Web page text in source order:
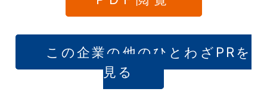
この企業の他のひとわざPRを
見る